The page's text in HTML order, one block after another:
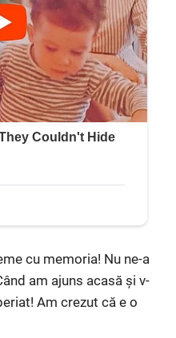
cu memoria! Nu ne-a
am ajuns acasă și v-
Am crezut că e o